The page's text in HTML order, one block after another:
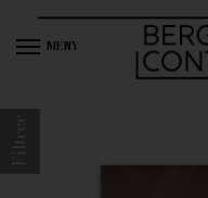
MENY
Filtrer